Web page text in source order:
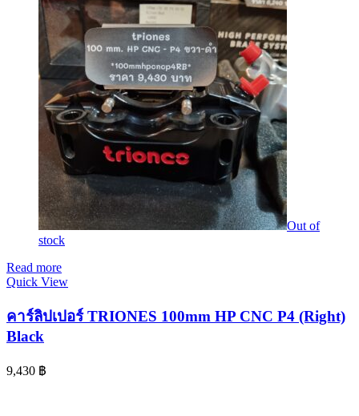
Out of
stock
Read more
Quick View
คาร์ลิปเปอร์ TRIONES 100mm HP CNC P4 (Right)
Black
9,430 ฿